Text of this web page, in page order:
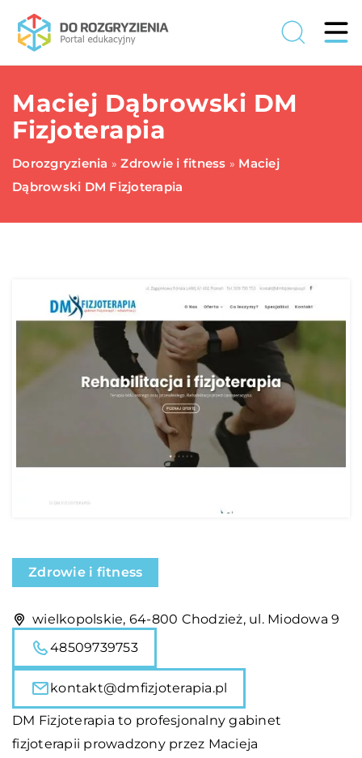
Maciej Dąbrowski DM
Fizjoterapia
Dorozgryzienia »Zdrowie i fitness » Maciej
Dąbrowski DM Fizjoterapia
Zdrowie i fitness
wielkopolskie, 64-800 Chodzież, ul. Miodowa 9
48509739753
kontakt@dmfizjoterapia.pl
DM Fizjoterapia to profesjonalny gabinet
fizjoterapii prowadzony przez Macieja